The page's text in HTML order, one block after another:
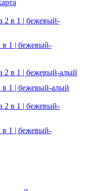
в 1 | бежевый-
в 1 | бежевый-алый
в 1 | бежевый-